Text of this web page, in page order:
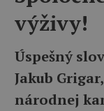
výživy!
Úspešný
Jakub
národnej